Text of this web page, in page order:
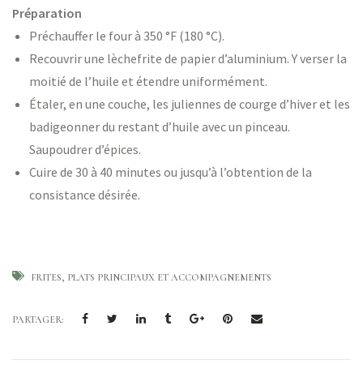
Préparation
Préchauffer le four à 350 °F (180 °C).
Recouvrir une lèchefrite de papier d’aluminium. Y verser la
moitié de l’huile et étendre uniformément.
Étaler, en une couche, les juliennes de courge d’hiver et les
badigeonner du restant d’huile avec un pinceau.
Saupoudrer d’épices.
Cuire de 30 à 40 minutes ou jusqu’à l’obtention de la
consistance désirée.
FRITES PLATS PRINCIPAUX ET ACCOMPAGNEMENTS
PARTAGER: